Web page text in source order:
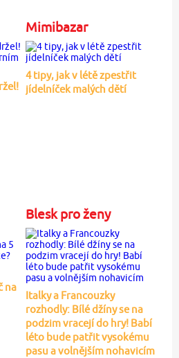
Mimibazar
4 tipy, jak v létě zpestřit
jídelníček malých dětí
na
Blesk pro ženy
Italky a Francouzky
rozhodly: Bílé džíny se na
podzim vracejí do hry! Babí
léto bude patřit vysokému
pasu a volnějším nohavicím